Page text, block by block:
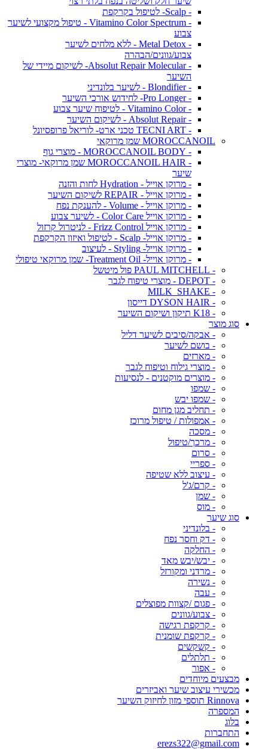
- Scalp- לטיפול בקרקפת
- Vitamino Color Spectrum - טיפול מקצועי לשיער
צבוע
- Metal Detox - ללא מלחים לשיער
צבוע/גוונים/הבהרה
- Absolut Repair Molecular- לשיקום מיידי של
השיער
- Blondifier - לשיער בלונדיני
- Pro Longer- לחידוש אורכי השיער
- Vitamino Color - לטיפוח שיער צבוע
- Absolut Repair - לשיקום השיער
- TECNI ART טכני ארט- לוריאל פרופסיונל
MOROCCANOIL שמן מרוקאי
- MOROCCANOIL BODY - מוצרי גוף
- MOROCCANOIL HAIR שמן מרוקאי- מוצרי
שיער
- מרוקן אוייל - Hydration לחות והזנה
- מרוקן אוייל - REPAIR לשיקום השיער
- מרוקן אוייל - Volume - להענקת נפח
- מרוקן אוייל Color Care - לשיער צבוע
- מרוקן אוייל Frizz Control - לניטרול קרזול
- מרוקן אוייל- Scalp - לטיפול ואיזון הקרקפת
- מרוקן אוייל- Styling - לעיצוב
- מרוקן אוייל- Treatment Oil- שמן מרוקאי טיפולי
- PAUL MITCHELL פול מיטשל
- DEPOT - מוצרי טיפוח לגבר
- MILK_SHAKE
- DYSON HAIR דייסון
- K18 תיקון ושיקום השיער
סוג מוצר
- אבקה/סיבים לשיער דליל
- בושם לשיער
- מארזים
- מוצרי גילוח וטיפוח לגבר
- מוצרים מוקטנים - לנסיעות
- שמפו
- שמפו יבש
- תחליב מגן מחום
- אמפולות / טיפול מרוכז
- מסכה
- מרכך/טיפול
- סרום
- ספריי
- עיצוב ללא שטיפה
- קרם/ג'ל
- שמן
- מוס
סוג שיער
- בלונדיני
- דק וחסר נפח
- החלקה
- יבש/יבש מאד
- מרדני ומקורזל
- נשירה
- עבה
- פגום /קצוות מפוצלים
- צבוע/גוונים
- קרקפת רגישה
- קרקפת שומנית
- קשקשים
- תלתלים
- אפור
מבצעים מיוחדים
מכשירי עיצוב שיער ואביזרים
Rinnova תוספי מזון לחיזוק השיער
המספרה
בלוג
התחברות
erezs322@gmail.com